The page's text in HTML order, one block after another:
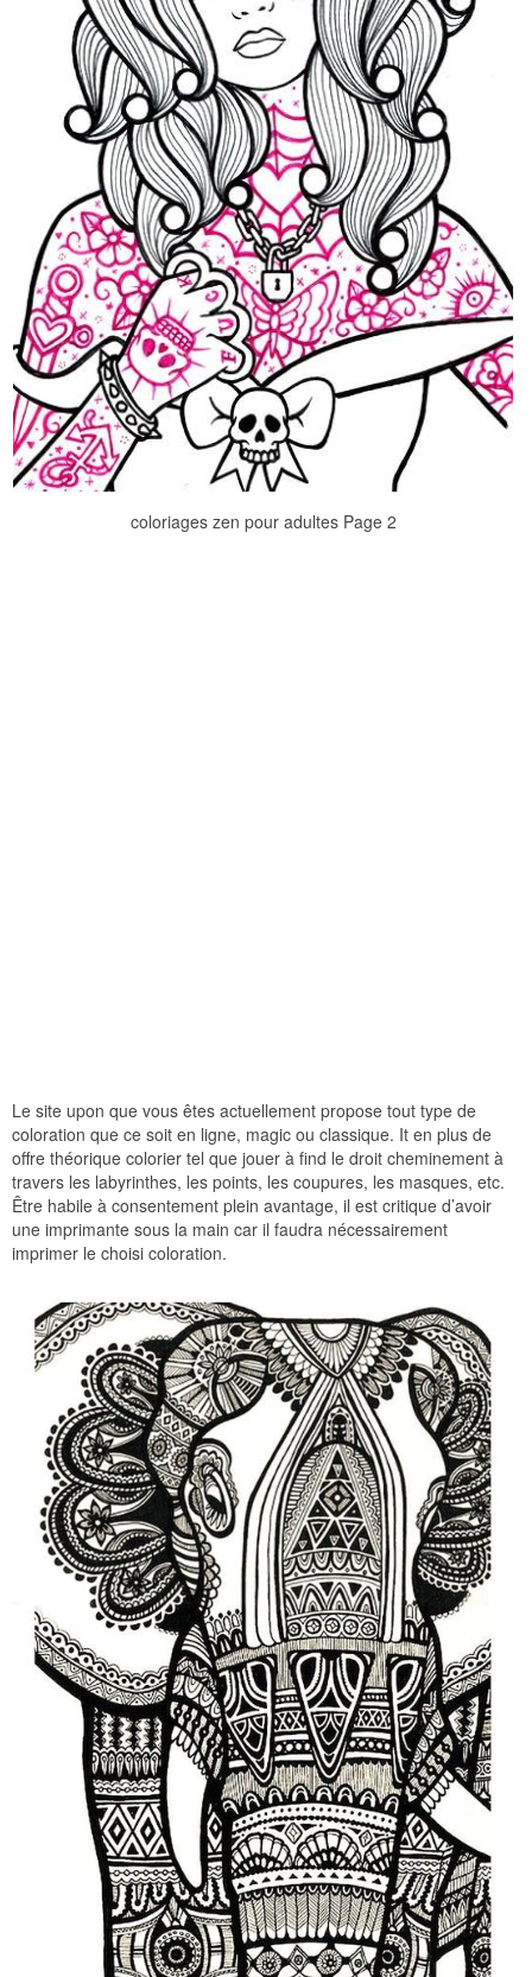
coloriages zen pour adultes Page 2
Le site upon que vous êtes actuellement propose tout type de
coloration que ce soit en ligne, magic ou classique. It en plus de
offre théorique colorier tel que jouer à find le droit cheminement à
travers les labyrinthes, les points, les coupures, les masques, etc.
Être habile à consentement plein avantage, il est critique d’avoir
une imprimante sous la main car il faudra nécessairement
imprimer le choisi coloration.